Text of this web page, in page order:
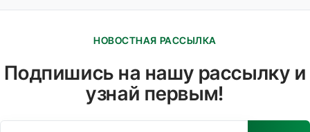
НОВОСТНАЯ РАССЫЛКА
Подпишись на нашу рассылку и
узнай первым!